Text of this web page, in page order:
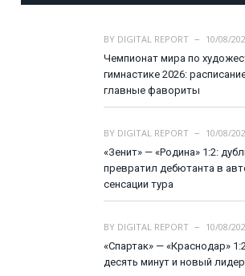
BY DIGITAL REPORT
10/08/
Чемпионат мира по
гимнастике 2026:
главные фавориты
BY DIGITAL REPORT
10/08/
«Зенит» — «Родина» 1:2:
превратил дебютанта в
сенсации тура
BY DIGITAL REPORT
10/08/
«Спартак» — «Краснодар»
десять минут и новый